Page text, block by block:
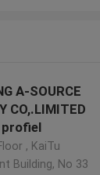
A-SOURCE
CO,.LIMITED
, KaiTu
Building, No 33